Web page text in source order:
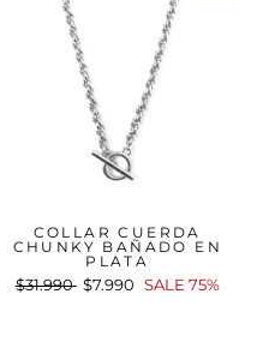
COLLAR CUERDA
CHUNKY BAÑADO EN
PLATA
Precio
$31.990 Precio
$7.990 SALE 75%